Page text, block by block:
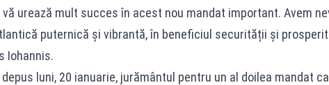
vă urează mult succes în acest nou mandat important. Avem
puternică și vibrantă, în beneficiul securității și
Iohannis.
depus luni, 20 ianuarie, jurământul pentru un al doilea mandat